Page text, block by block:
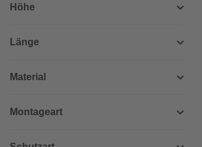
Höhe
Länge
Material
Montageart